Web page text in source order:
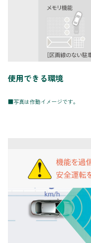
使用できる環境
■写真は作動イメージです。